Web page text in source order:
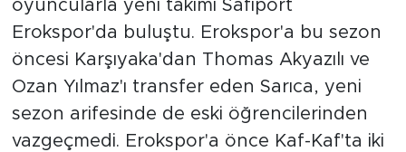
oyuncularla yeni takımı Safiport
Erokspor'da buluştu. Erokspor'a bu sezon
öncesi Karşıyaka'dan Thomas Akyazılı ve
Ozan Yılmaz'ı transfer eden Sarıca, yeni
sezon arifesinde de eski öğrencilerinden
vazgeçmedi. Erokspor'a önce Kaf-Kaf'ta iki